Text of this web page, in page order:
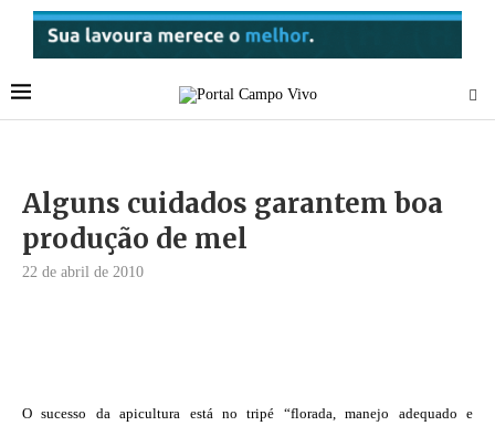
Alguns cuidados garantem boa
produção de mel
22 de abril de 2010
O sucesso da apicultura está no tripé “florada, manejo adequado e